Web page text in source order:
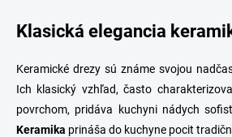
v
p
i
s
u
Klasická elegancia
Keramické drezy sú známe svojou
Ich klasický vzhľad, často
povrchom, pridáva kuchyni nádych
Keramika prináša do kuchyne pocit